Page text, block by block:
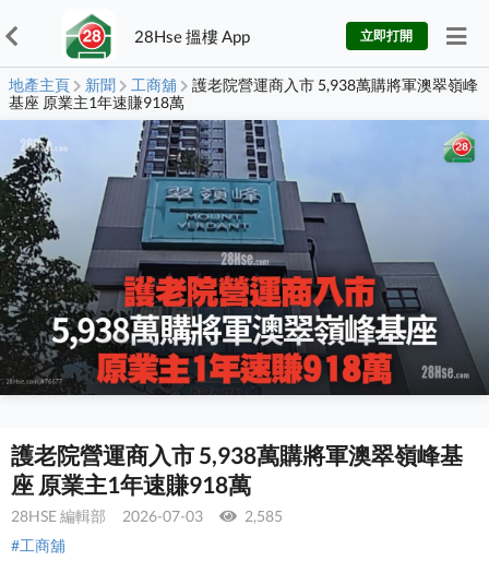
28Hse 搵樓 App 立即打開
地產主頁 新聞 工商舖
護老院營運商入市 5,938萬購將軍澳翠嶺峰
基座 原業主1年速賺918萬
護老院營運商入市 5,938萬購將軍澳翠嶺峰基
座 原業主1年速賺918萬
28HSE 編輯部 2026-07-03
2,585
#工商舖